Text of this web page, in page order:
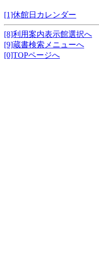
[1]休館日カレンダー
[8]利用案内表示館選択へ
[9]蔵書検索メニューへ
[0]TOPページへ